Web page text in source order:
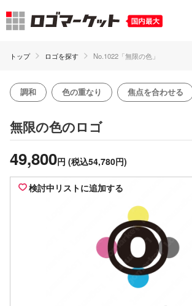
トップ ロゴを探す No.1022「無限の色」
調和 色の重なり 焦点を合わせる
無限の色のロゴ
49,800円 (税込54,780円)
検討中リストに追加する